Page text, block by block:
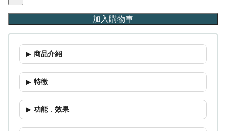
加入購物車
商品介紹
特徴
功能． 效果